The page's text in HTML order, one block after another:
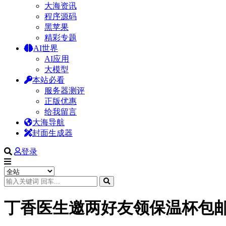
大海资讯
程序源码
黑苹果
精彩专题
AI世界
AI应用
大模型
本站必看
服务器测评
正版优惠
给我留言
大海导航
封面生成器
登录
丁香医生邀两好友领保温杯包